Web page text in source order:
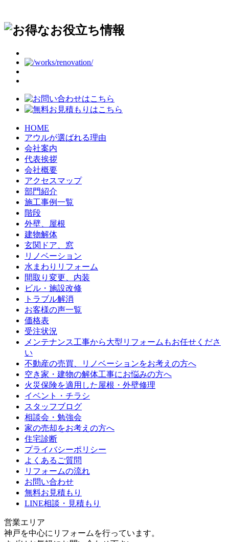
HOME
アウルが選ばれる理由
会社案内
代表挨拶
会社概要
アクセスマップ
部門紹介
施工事例一覧
階段
外壁、屋根
建物解体
玄関ドア、窓
リノベーション
水まわりリフォーム
間取り変更、内装
ビル・施設改修
トラブル解消
お客様の声一覧
価格表
受注状況
メンテナンス工事から大型リフォームもお任せくださ
い
不動産の売買、リノベーションをお考えの方へ
空き家・建物の解体工事にお悩みの方へ
火災保険を適用した屋根・外壁修理
イベント・チラシ
スタッフブログ
相談会・勉強会
家の売却をお考えの方へ
住宅診断
プライバシーポリシー
よくあるご質問
リフォームの流れ
お問い合わせ
無料お見積もり
LINE相談・見積もり
営業エリア
神戸を中心にリフォームを行っています。